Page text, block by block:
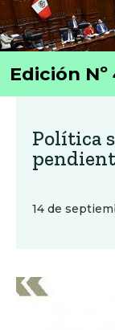
Edición Nº
Política
14 de